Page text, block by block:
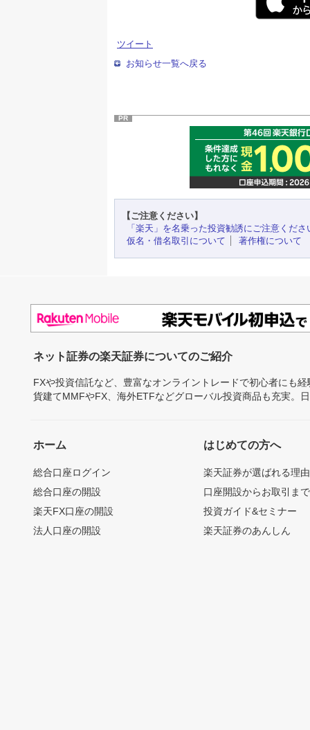
ツイート
お知らせ一覧へ戻る
PR
【ご注意ください】
「楽天」を名乗った投資勧誘にご注意くださ
仮名・借名取引について
著作権について
ネット証券の楽天証券についてのご紹介
FXや投資信託など、豊富なオンライントレードで初心者にも
貨建てMMFやFX、海外ETFなどグローバル投資商品も充実。
ホーム
総合口座ログイン
総合口座の開設
楽天FX口座の開設
法人口座の開設
はじめての方へ
楽天証券が選ばれる理由
口座開設からお取引ま
投資ガイド&セミナー
楽天証券のあんしん